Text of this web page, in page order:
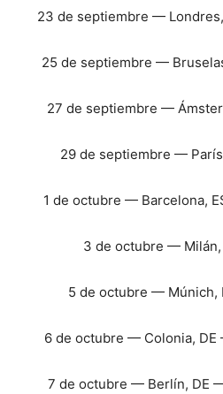
23 de septiembre —
25 de septiembre —
27 de septiembre —
29 de septiembre —
1 de octubre — Barcelona,
3 de octubre —
5 de octubre — Múnich,
6 de octubre — Colonia,
7 de octubre — Berlín, DE